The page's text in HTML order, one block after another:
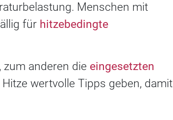
Menschen mit
für hitzebedingte
anderen die eingesetzten
wertvolle Tipps geben, damit